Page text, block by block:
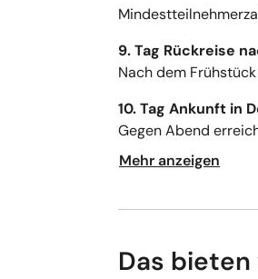
9. Tag Rückreise
Nach dem
10. Tag Ankunft in
Gegen Abend
Mehr anzeigen
Das bieten